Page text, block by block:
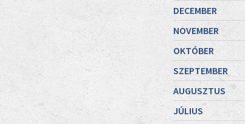
DECEMBER
NOVEMBER
OKTÓBER
SZEPTEMBER
AUGUSZTUS
JÚLIUS